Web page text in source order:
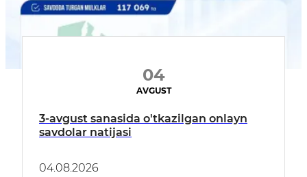
04
AVGUST
3-avgust sanasida o'tkazilgan onlayn
savdolar natijasi
04.08.2026